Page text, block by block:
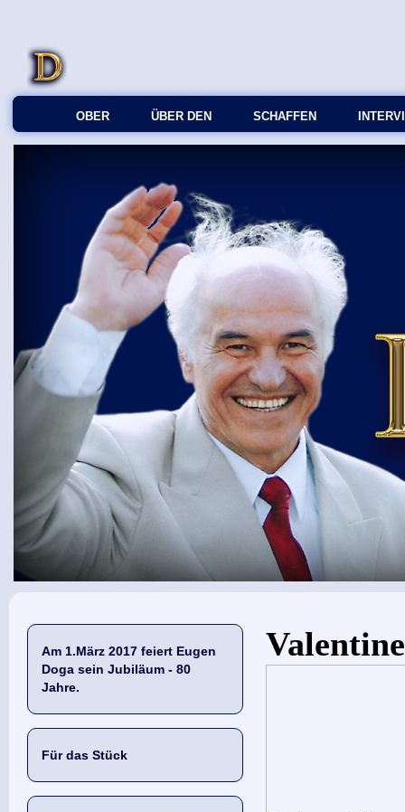
OBER ÜBER DEN SCHAFFEN
Am 1.März 2017 feiert Eugen
Doga sein Jubiläum - 80
Jahre.
Für das Stück
Sie sind hier